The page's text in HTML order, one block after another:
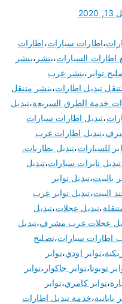
،اطارات سيارات،اطارات
اطارات السيارات،بنشر ،بنشر
تواير ،بنشر غرب
تبديل اطارات،بنشر متنقل
خدمة الطرق السريعة،تبديل
،تبديل اطارات سيارات
،تبديل اطارات غرب
للسيارات،تبديل بطاريات.
تبديل تايرات سيارات،تبديل
بالبيت،تبديل تواير
البيت،تبديل تواير غرب
،تبديل عجلات،تبديل
عجلات غرب مشرف،تبديل
اطارات سيارات،تصليح
،تواير اودي،تواير
تويوتا،تواير جاكوار ،تواير
،تواير كامري،تواير
يابانية،خدمة تبديل اطارات